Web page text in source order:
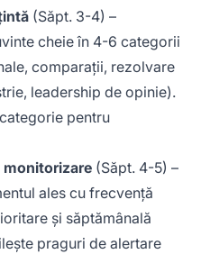
(Săpt. 3-4) –
cheie în 4-6 categorii
comparații, rezolvare
leadership de opinie).
pentru
monitorizare (Săpt. 4-5) –
ales cu frecvență
și săptămânală
praguri de alertare